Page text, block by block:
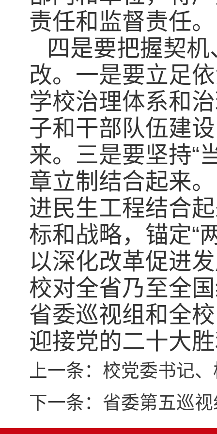
责任和监督责任。
四是要把握契
改。一是要立足
学校治理体系和
子和干部队伍建
来。三是要坚持“
章立制结合起来
进民生工程结合
标和战略，锚定“
以深化改革促进
校对全省乃至全
省委巡视组和全
迎接党的二十大
上一条： 校党委书记
下一条： 省委第五巡